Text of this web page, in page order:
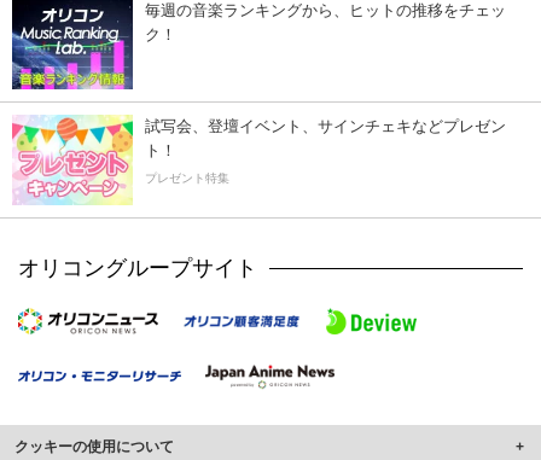
毎週の音楽ランキングから、ヒットの推移をチェッ
ク！
試写会、登壇イベント、サインチェキなどプレゼン
ト！
プレゼント特集
オリコングループサイト
クッキーの使用について